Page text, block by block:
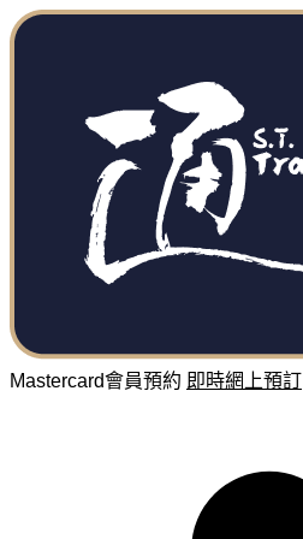
Mastercard會員預約 即時網上預訂